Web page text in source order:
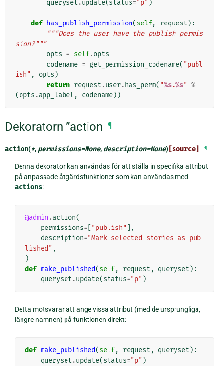
queryset .update( status="p" )
def has_publish_permission(self, request ):
"""Does the user have the publish permis
sion?"""
opts = self.opts
codename = get_permission_codename( "publ
ish" , opts )
return request .user. has_perm( "%s.%s" %
(opts .app_label , codename))
Dekoratorn ”action ¶
action(*, permissions=None, description=None) [source] ¶
Denna dekorator kan användas för att ställa in specifika attribut
på anpassade åtgärdsfunktioner som kan användas med
actions:
@admin .action(
permissions= "publish" ],
description="Mark selected stories as pub
lished" ,
)
def make_published(self, request , queryset ):
queryset .update(status="p" )
Detta motsvarar att ange vissa attribut (med de ursprungliga,
längre namnen) på funktionen direkt:
def make_published(self, request , queryset ):
queryset .update(status="p" )